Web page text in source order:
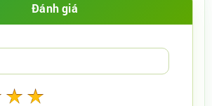
Đánh giá